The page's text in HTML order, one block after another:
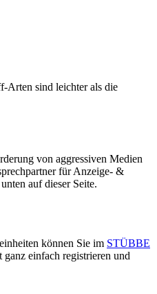
Arten sind leichter als die
von aggressiven Medien
für Anzeige- &
auf dieser Seite.
können Sie im STÜBBE
ganz einfach registrieren und